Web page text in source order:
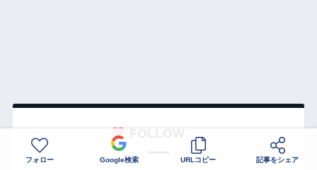
フォロー Google検索 URLコピー 記事をシェア